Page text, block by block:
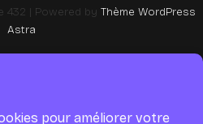
432 | Powered by Thème WordPress
Astra